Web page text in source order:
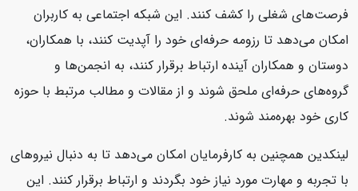
فرصت‌های شغلی را کشف کنند. این شبکه اجتماعی به کاربران
امکان می‌دهد تا رزومه حرفه‌ای خود را آپدیت کنند، با همکاران،
دوستان و همکاران آینده ارتباط برقرار کنند، به انجمن‌ها و
گروه‌های حرفه‌ای ملحق شوند و از مقالات و مطالب مرتبط با حوزه
کاری خود بهره‌مند شوند.
لینکدین همچنین به کارفرمایان امکان می‌دهد تا به دنبال نیروهای
با تجربه و مهارت مورد نیاز خود بگردند و ارتباط برقرار کنند. این